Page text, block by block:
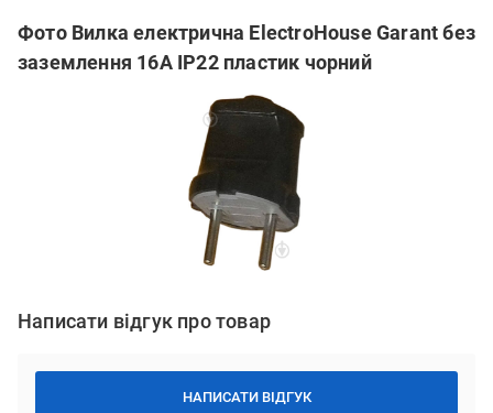
Фото Вилка електрична ElectroHouse Garant без
заземлення 16А IP22 пластик чорний
Написати відгук про товар
НАПИСАТИ ВІДГУК